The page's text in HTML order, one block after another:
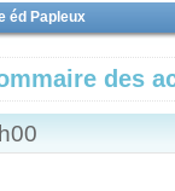
éd Papleux
des